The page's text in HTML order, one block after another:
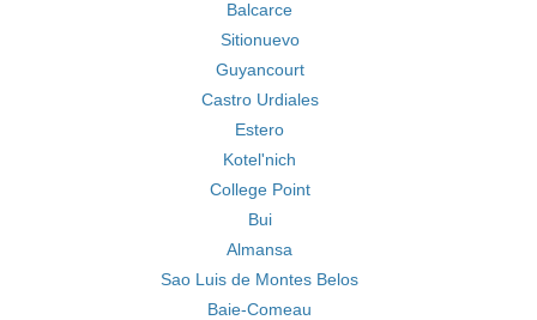
Balcarce
Sitionuevo
Guyancourt
Castro Urdiales
Estero
Kotel'nich
College Point
Bui
Almansa
Sao Luis de Montes Belos
Baie-Comeau